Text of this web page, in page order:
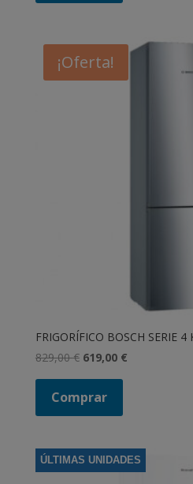
¡Oferta!
FRIGORÍFICO BOSCH SERIE 4
829,00€ El
original
619,00 €El
Comprar
ÚLTIMAS UNIDADES